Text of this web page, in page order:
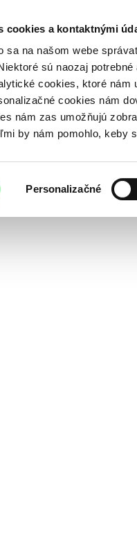
cookies a kontaktnými
sa na našom webe
sú naozaj
cookies, ktoré
cookies nám
nám zas umožňujú
by nám pomohlo, keby
Personalizačné